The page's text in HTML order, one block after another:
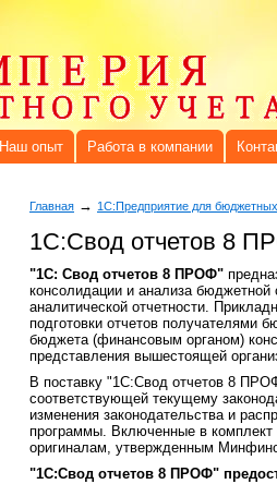
Наш опыт Работа в компании
Главная → 1С:Предприятие для
1С:Свод отчетов 8
"1С: Свод отчетов 8 ПРОФ"
консолидации и анализа бюджетной
аналитической отчетности.
подготовки отчетов получателями
бюджета (финансовым органом)
представления вышестоящей
В поставку "1С:Свод отчетов 8
соответствующей текущему
изменения законодательства и
программы. Включенные в комплект
оригиналам, утвержденным
"1С:Свод отчетов 8 ПРОФ"